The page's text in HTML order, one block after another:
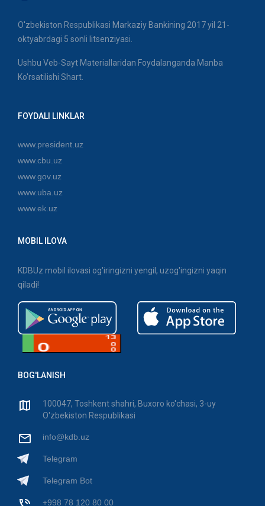
O'zbekiston Respublikasi Markaziy Bankining 2017 yil 21-
oktyabrdagi 5 sonli litsenziyasi.
Ushbu Veb-Sayt Materiallaridan Foydalanganda Manba
Ko'rsatilishi Shart.
FOYDALI LINKLAR
www.president.uz
www.cbu.uz
www.gov.uz
www.uba.uz
www.ek.uz
MOBIL ILOVA
KDBUz mobil ilovasi og'iringizni yengil, uzog'ingizni yaqin
qiladi!
BOG'LANISH
100047, Toshkent shahri, Buxoro ko'chasi, 3-uy
O'zbekiston Respublikasi
info@kdb.uz
Telegram
Telegram Bot
+998 78 120 80 00